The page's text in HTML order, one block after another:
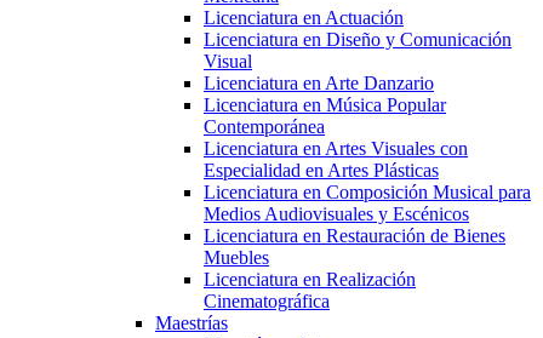
Licenciatura en Actuación
Licenciatura en Diseño y Comunicación
Visual
Licenciatura en Arte Danzario
Licenciatura en Música Popular
Contemporánea
Licenciatura en Artes Visuales con
Especialidad en Artes Plásticas
Licenciatura en Composición Musical para
Medios Audiovisuales y Escénicos
Licenciatura en Restauración de Bienes
Muebles
Licenciatura en Realización
Cinematográfica
Maestrías